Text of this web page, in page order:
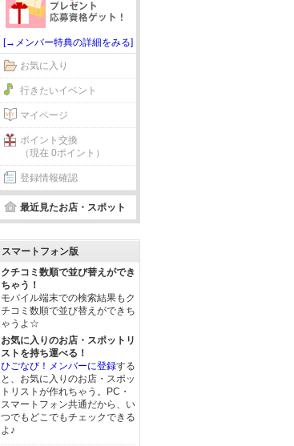
[→メンバー特典の詳細をみる]
お気に入り
行きたいイベント
マイページ
ポイント交換
（現在 0ポイント）
登録情報確認
最近見たお店・スポット
スマートフォン版
クチコミ数順で並び替えができ
ちゃう！
モバイル端末での検索結果もク
チコミ数順で並び替えができち
ゃうよ☆
お気に入りのお店・スポットリ
ストを持ち運べる！
ひごなび！メンバーに登録する
と、お気に入りのお店・スポッ
トリストが作れちゃう。PC・
スマートフォン共通だから、い
つでもどこでもチェックできる
よ♪